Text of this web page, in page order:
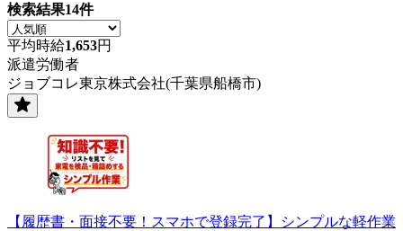
検索結果14件
平均時給1,653円
派遣労働者
ジョブコレ東京株式会社(千葉県船橋市)
【履歴書・面接不要！スマホで登録完了】シンプルな軽作業